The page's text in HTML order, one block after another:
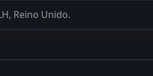
Reino Unido.